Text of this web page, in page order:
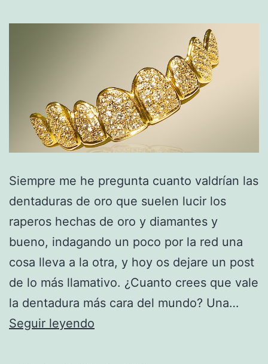
Siempre me he pregunta cuanto valdrían las
dentaduras de oro que suelen lucir los
raperos hechas de oro y diamantes y
bueno, indagando un poco por la red una
cosa lleva a la otra, y hoy os dejare un post
de lo más llamativo. ¿Cuanto crees que vale
la dentadura más cara del mundo? Una…
Seguir leyendo